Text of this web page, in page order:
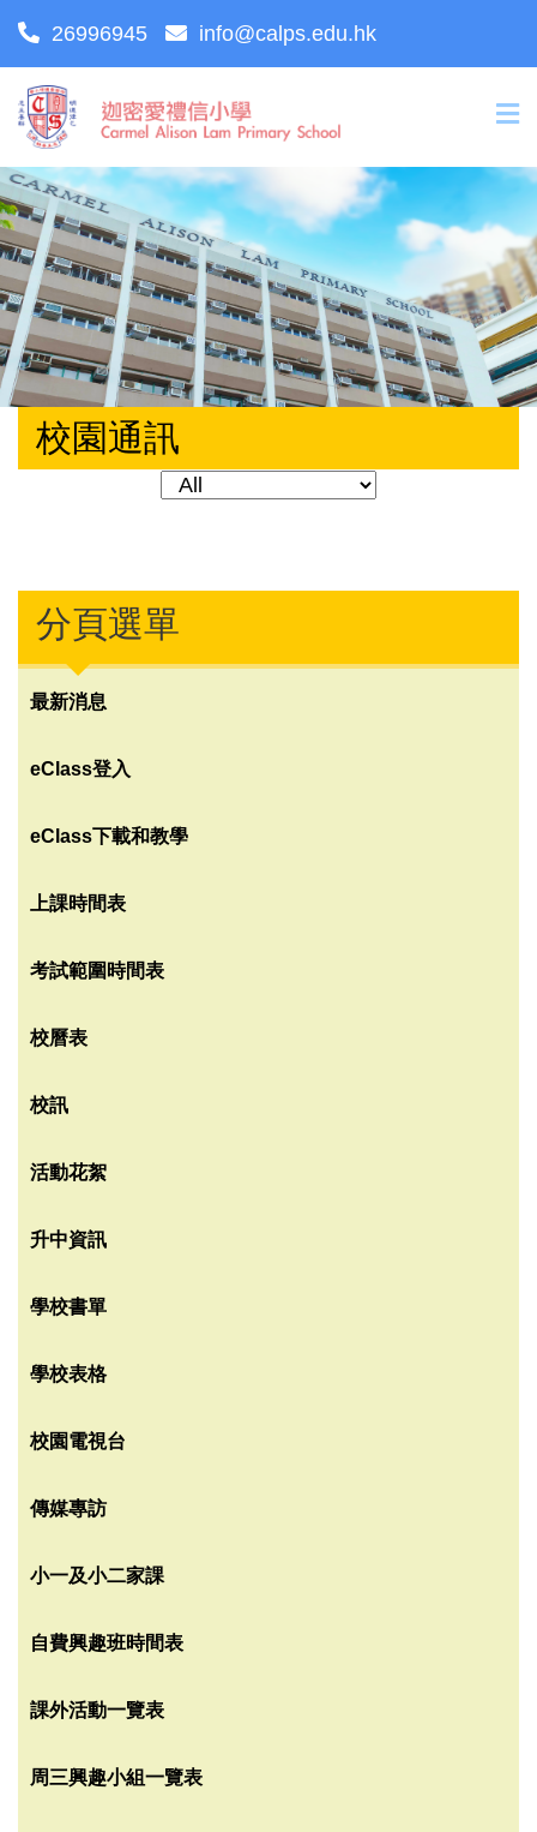
26996945 info@calps.edu.hk
校園通訊
分頁選單
最新消息
eClass登入
eClass下載和教學
上課時間表
考試範圍時間表
校曆表
校訊
活動花絮
升中資訊
學校書單
學校表格
校園電視台
傳媒專訪
小一及小二家課
自費興趣班時間表
課外活動一覽表
周三興趣小組一覽表